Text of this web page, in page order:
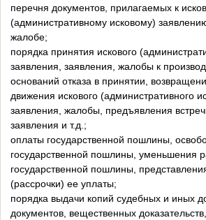
перечня документов, прилагаемых к
(административному исковому)
жалобе;
порядка принятия искового
заявления, заявления, жалобы к
оснований отказа в принятии,
движения искового (административного
заявления, жалобы, предъявления
заявления и т.д.;
оплаты государственной пошлины,
государственной пошлины, уменьшения
государственной пошлины,
(рассрочки) ее уплаты;
порядка выдачи копий судебных и иных
документов, вещественных